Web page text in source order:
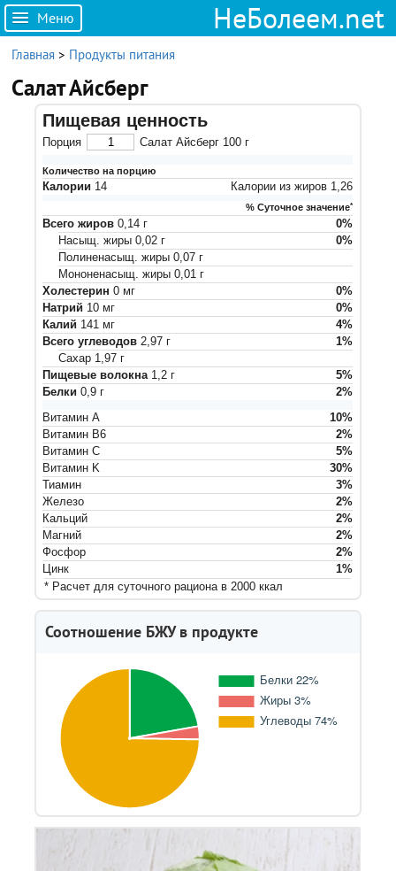
Меню НеБолеем.net
Главная > Продукты питания
Салат Айсберг
Пищевая ценность
Порция Салат Айсберг 100 г
Количество на порцию
Калории 14 Калории из жиров 1,26
% Суточное значение*
Всего жиров0,14 г 0%
Насыщ. жиры0,02 г 0%
Полиненасыщ. жиры0,07 г
Мононенасыщ. жиры0,01 г
Холестерин0 мг 0%
Натрий 10 мг 0%
Калий 141 мг 4%
Всего углеводов2,97 г 1%
Сахар 1,97 г
Пищевые волокна 1,2 г 5%
Белки0,9 г 2%
Витамин A
10%
Витамин B6
2%
Витамин C
5%
Витамин K
30%
Тиамин
3%
Железо
2%
Кальций
2%
Магний
2%
Фосфор
2%
Цинк
1%
* Расчет для суточного рациона в 2000 ккал
Соотношение БЖУ в продукте